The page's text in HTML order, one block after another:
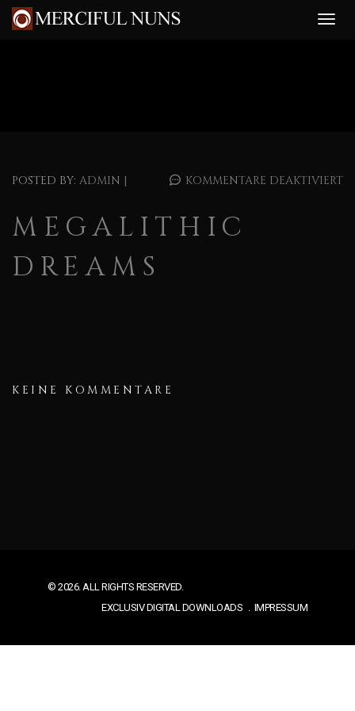
POSTED BY: ADMIN | KOMMENTARE DEAKTIVIERT
MEGALITHIC
DREAMS
KEINE KOMMENTARE
© 2026. ALL RIGHTS RESERVED.
EXCLUSIV DIGITAL DOWNLOADS
IMPRESSUM